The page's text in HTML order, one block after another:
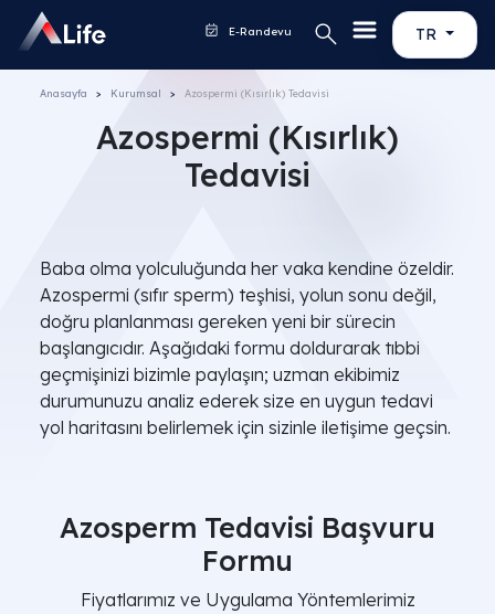
TR
E-Randevu
Anasayfa Kurumsal Azospermi (Kısırlık) Tedavisi
Azospermi (Kısırlık)
Tedavisi
Baba olma yolculuğunda her vaka kendine özeldir.
Azospermi (sıfır sperm) teşhisi, yolun sonu değil,
doğru planlanması gereken yeni bir sürecin
başlangıcıdır. Aşağıdaki formu doldurarak tıbbi
geçmişinizi bizimle paylaşın; uzman ekibimiz
durumunuzu analiz ederek size en uygun tedavi
yol haritasını belirlemek için sizinle iletişime geçsin.
Azosperm Tedavisi Başvuru
Formu
Fiyatlarımız ve Uygulama Yöntemlerimiz